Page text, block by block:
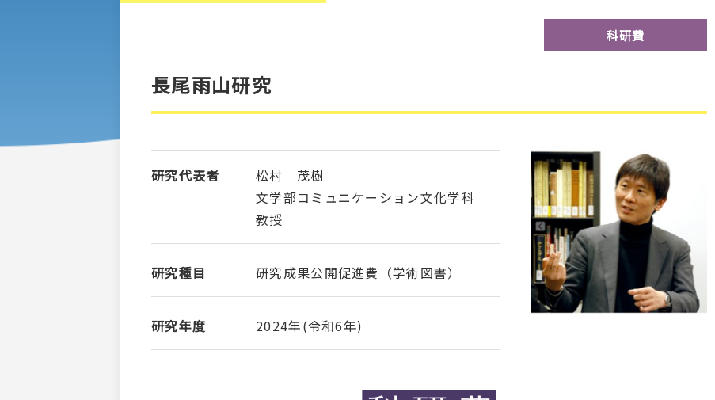
科研費
長尾雨山研究
研究代表者
松村 茂樹
文学部コミュニケーション文化学科
教授
研究種目 研究成果公開促進費（学術図書）
研究年度 2024年(令和6年)